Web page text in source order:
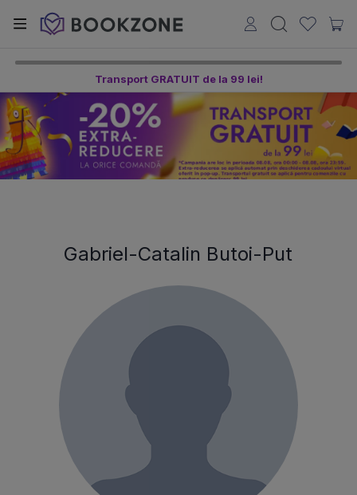
Transport GRATUIT de la 99 lei!
Gabriel-Catalin Butoi-Put